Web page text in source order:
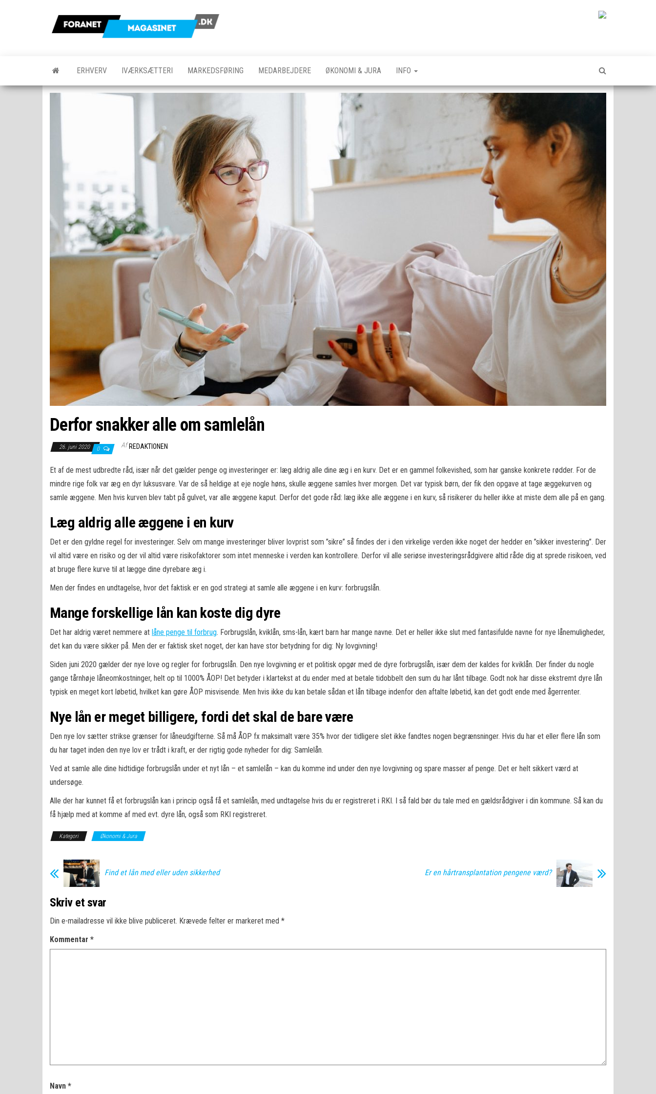
ERHVERV IVÆRKSÆTTERI MARKEDSFØRING MEDARBEJDERE ØKONOMI & JURA INFO
Derfor snakker alle om samlelån
26. juni 2020 0 Af REDAKTIONEN
Et af de mest udbredte råd, især når det gælder penge og investeringer er: læg aldrig alle dine æg i en kurv. Det er en gammel folkevished, som har ganske konkrete rødder. For de
mindre rige folk var æg en dyr luksusvare. Var de så heldige at eje nogle høns, skulle æggene samles hver morgen. Det var typisk børn, der fik den opgave at tage æggekurven og
samle æggene. Men hvis kurven blev tabt på gulvet, var alle æggene kaput. Derfor det gode råd: læg ikke alle æggene i en kurv, så risikerer du heller ikke at miste dem alle på en gang.
Læg aldrig alle æggene i en kurv
Det er den gyldne regel for investeringer. Selv om mange investeringer bliver lovprist som ”sikre” så findes der i den virkelige verden ikke noget der hedder en ”sikker investering”. Der
vil altid være en risiko og der vil altid være risikofaktorer som intet menneske i verden kan kontrollere. Derfor vil alle seriøse investeringsrådgivere altid råde dig at sprede risikoen, ved
at bruge flere kurve til at lægge dine dyrebare æg i.
Men der findes en undtagelse, hvor det faktisk er en god strategi at samle alle æggene i en kurv: forbrugslån.
Mange forskellige lån kan koste dig dyre
Det har aldrig været nemmere at låne penge til forbrug. Forbrugslån, kviklån, sms-lån, kært barn har mange navne. Det er heller ikke slut med fantasifulde navne for nye lånemuligheder,
det kan du være sikker på. Men der er faktisk sket noget, der kan have stor betydning for dig: Ny lovgivning!
Siden juni 2020 gælder der nye love og regler for forbrugslån. Den nye lovgivning er et politisk opgør med de dyre forbrugslån, især dem der kaldes for kviklån. Der finder du nogle
gange tårnhøje låneomkostninger, helt op til 1000% ÅOP! Det betyder i klartekst at du ender med at betale tidobbelt den sum du har lånt tilbage. Godt nok har disse ekstremt dyre lån
typisk en meget kort løbetid, hvilket kan gøre ÅOP misvisende. Men hvis ikke du kan betale sådan et lån tilbage indenfor den aftalte løbetid, kan det godt ende med ågerrenter.
Nye lån er meget billigere, fordi det skal de bare være
Den nye lov sætter strikse grænser for låneudgifterne. Så må ÅOP fx maksimalt være 35% hvor der tidligere slet ikke fandtes nogen begrænsninger. Hvis du har et eller flere lån som
du har taget inden den nye lov er trådt i kraft, er der rigtig gode nyheder for dig: Samlelån.
Ved at samle alle dine hidtidige forbrugslån under et nyt lån – et samlelån – kan du komme ind under den nye lovgivning og spare masser af penge. Det er helt sikkert værd at
undersøge.
Alle der har kunnet få et forbrugslån kan i princip også få et samlelån, med undtagelse hvis du er registreret i RKI. I så fald bør du tale med en gældsrådgiver i din kommune. Så kan du
få hjælp med at komme af med evt. dyre lån, også som RKI registreret.
Kategori Økonomi & Jura
Find et lån med eller uden sikkerhed Er en hårtransplantation pengene værd?
Skriv et svar
Din e-mailadresse vil ikke blive publiceret. Krævede felter er markeret med *
Kommentar *
Navn *